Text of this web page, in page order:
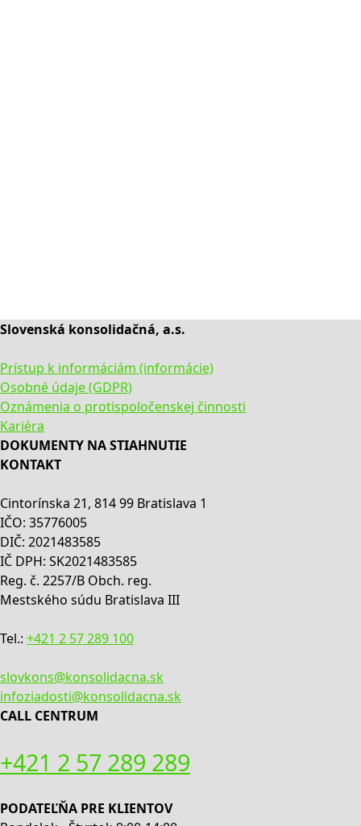
Slovenská konsolidačná, a.s.
Prístup k informáciám (informácie)
Osobné údaje (GDPR)
Oznámenia o protispoločenskej činnosti
Kariéra
DOKUMENTY NA STIAHNUTIE
KONTAKT
Cintorínska 21, 814 99 Bratislava 1
IČO: 35776005
DIČ: 2021483585
IČ DPH: SK2021483585
Reg. č. 2257/B Obch. reg.
Mestského súdu Bratislava III
Tel.: +421 2 57 289 100
slovkons@konsolidacna.sk
infoziadosti@konsolidacna.sk
CALL CENTRUM
+421 2 57 289 289
PODATEĽŇA PRE KLIENTOV